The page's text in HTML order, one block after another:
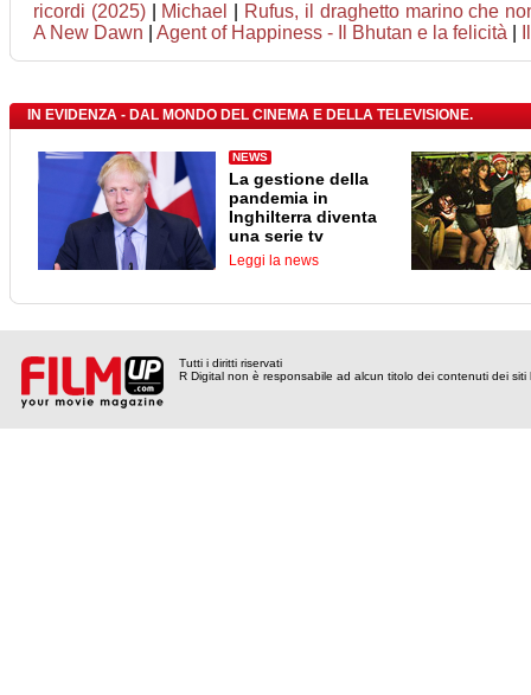
ricordi (2025)| Michael
Rufus, il draghetto marino che
A New Dawn
Agent of Happiness - Il Bhutan e la felicità
IN EVIDENZA - DAL MONDO DEL CINEMA E DELLA TELEVISIONE.
NEWS
La gestione della
pandemia in
Inghilterra diventa
una serie tv
Leggi la news
Tutti i diritti riservati
R Digital non è responsabile ad alcun titolo dei contenuti dei siti